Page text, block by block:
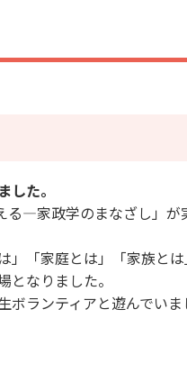
た。
る―家政学のまなざし」が
」「家庭とは」「家族と
なりました。
ボランティアと遊んでいま